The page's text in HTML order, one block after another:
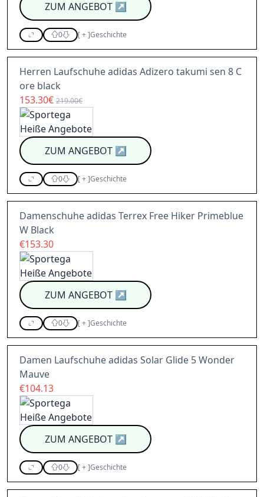
ZUM ANGEBOT↗
0 [+]Geschichte
Herren Laufschuhe adidas Adizero takumi sen 8 C
ore black
153.30€ 219.00€
ZUM ANGEBOT↗
0 [+]Geschichte
Damenschuhe adidas Terrex Free Hiker Primeblue
W Black
€153.30
ZUM ANGEBOT↗
0 [+]Geschichte
Damen Laufschuhe adidas Solar Glide 5 Wonder
Mauve
€104.13
ZUM ANGEBOT↗
0 [+]Geschichte